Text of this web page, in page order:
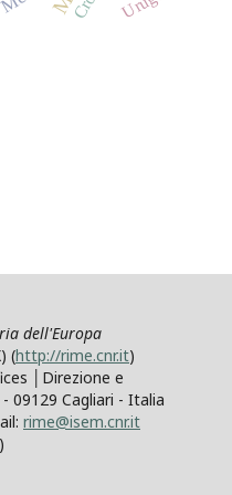
dell'Europa
(http://rime.cnr.it)
│Direzione e
09129 Cagliari - Italia
rime@isem.cnr.it
)